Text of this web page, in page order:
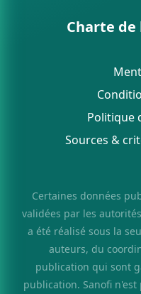
Charte
Politique
Sources &
Certaines données
validées par les
a été réalisé sous la
auteurs, du
publication qui sont
publication. Sanofi